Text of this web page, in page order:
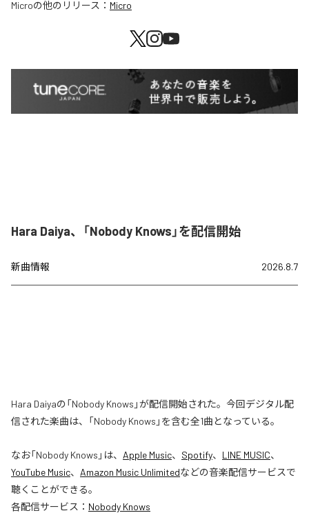
Microの他のリリース： Micro
Hara Daiya、「Nobody Knows」を配信開始
新曲情報 2026.8.7
Hara Daiyaの「Nobody Knows」が配信開始された。今回デジタル配
信された楽曲は、「Nobody Knows」を含む全1曲となっている。
なお「Nobody Knows 」は、 Apple Music、 Spotify、 LINE MUSIC、
YouTube Music、 Amazon Music Unlimitedなどの音楽配信サービスで
聴くことができる。
各配信サービス： Nobody Knows